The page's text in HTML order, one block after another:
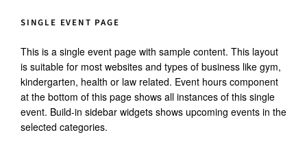
SINGLE EVENT PAGE
This is a single event page with sample content. This layout
is suitable for most websites and types of business like gym,
kindergarten, health or law related. Event hours component
at the bottom of this page shows all instances of this single
event. Build-in sidebar widgets shows upcoming events in the
selected categories.